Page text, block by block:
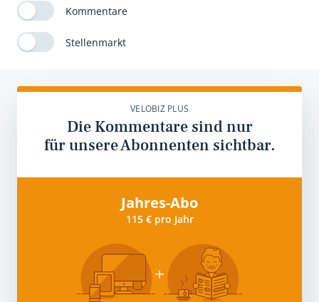
Kommentare
Stellenmarkt
VELOBIZ PLUS
Die Kommentare sind nur
für unsere Abonnenten sichtbar.
Jahres-Abo
115 € pro Jahr